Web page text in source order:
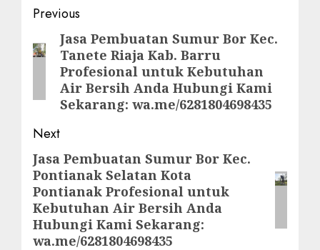
Post
navigation
Previous
Previous
post:
Jasa Pembuatan Sumur Bor Kec.
Tanete Riaja Kab. Barru
Profesional untuk Kebutuhan
Air Bersih Anda Hubungi Kami
Sekarang: wa.me/6281804698435
Next
Next
post:
Jasa Pembuatan Sumur Bor Kec.
Pontianak Selatan Kota
Pontianak Profesional untuk
Kebutuhan Air Bersih Anda
Hubungi Kami Sekarang:
wa.me/6281804698435